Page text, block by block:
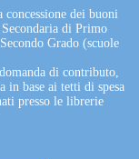
dei buoni
di Primo
Grado (scuole
di contributo,
in base ai tetti di spesa
presso le librerie